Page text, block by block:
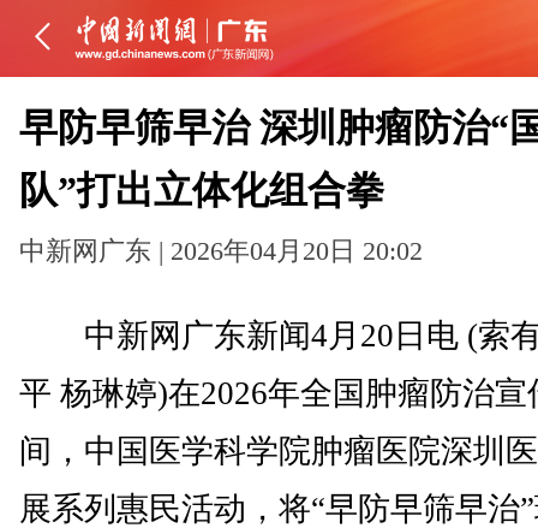
早防早筛早治 深圳肿瘤防治“
队”打出立体化组合拳
中新网广东 | 2026年04月20日 20:02
中新网广东新闻4月20日电 (索
平 杨琳婷)在2026年全国肿瘤防治宣
间，中国医学科学院肿瘤医院深圳
展系列惠民活动，将“早防早筛早治